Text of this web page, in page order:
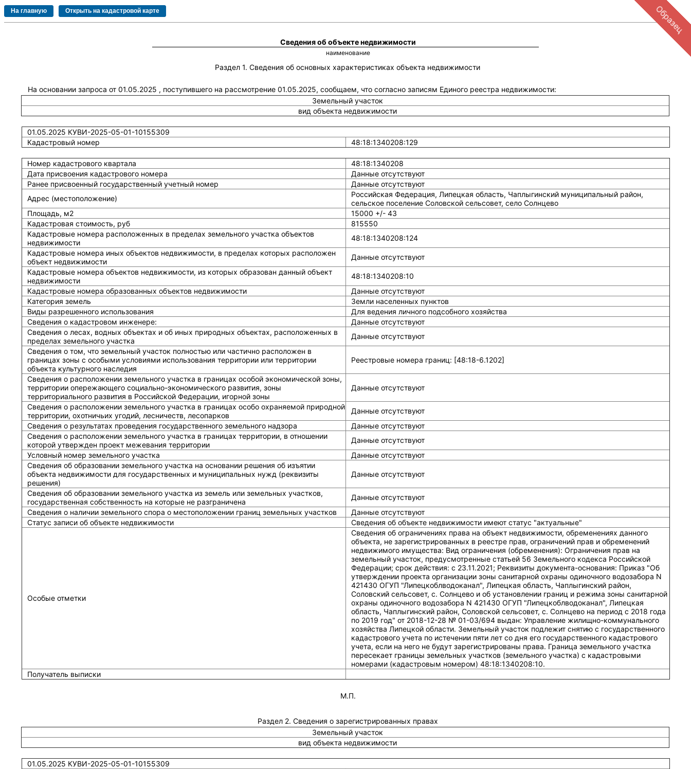
Сведения об объекте недвижимости
наименование
Раздел 1. Сведения об основных характеристиках объекта недвижимости
На основании запроса от 01.05.2025 , поступившего на рассмотрение 01.05.2025, сообщаем, что согласно записям Единого реестра недвижимости:
Земельный участок
вид объекта недвижимости
01.05.2025 КУВИ-2025-05-01-10155309
Кадастровый номер
48:18:1340208:129
Номер кадастрового квартала
48:18:1340208
Дата присвоения кадастрового номера
Данные отсутствуют
Ранее присвоенный государственный учетный номер
Данные отсутствуют
Адрес (местоположение)
Российская Федерация, Липецкая область, Чаплыгинский муниципальный район,
сельское поселение Соловской сельсовет, село Солнцево
Площадь, м2
15000 +/- 43
Кадастровая стоимость, руб
815550
Кадастровые номера расположенных в пределах земельного участка объектов
недвижимости
48:18:1340208:124
Кадастровые номера иных объектов недвижимости, в пределах которых расположен
объект недвижимости
Данные отсутствуют
Кадастровые номера объектов недвижимости, из которых образован данный объект
недвижимости
48:18:1340208:10
Кадастровые номера образованных объектов недвижимости
Данные отсутствуют
Категория земель
Земли населенных пунктов
Виды разрешенного использования
Для ведения личного подсобного хозяйства
Сведения о кадастровом инженере:
Данные отсутствуют
Cведения о лесах, водных объектах и об иных природных объектах, расположенных в
пределах земельного участка
Данные отсутствуют
Сведения о том, что земельный участок полностью или частично расположен в
границах зоны с особыми условиями использования территории или территории
объекта культурного наследия
Реестровые номера границ: [48:18-6.1202]
Сведения о расположении земельного участка в границах особой экономической зоны,
территории опережающего социально-экономического развития, зоны
территориального развития в Российской Федерации, игорной зоны
Данные отсутствуют
Сведения о расположении земельного участка в границах особо охраняемой природной
территории, охотничьих угодий, лесничеств, лесопарков
Данные отсутствуют
Сведения о результатах проведения государственного земельного надзора
Данные отсутствуют
Сведения о расположении земельного участка в границах территории, в отношении
которой утвержден проект межевания территории
Данные отсутствуют
Условный номер земельного участка
Данные отсутствуют
Сведения об образовании земельного участка на основании решения об изъятии
объекта недвижимости для государственных и муниципальных нужд (реквизиты
решения)
Данные отсутствуют
Сведения об образовании земельного участка из земель или земельных участков,
государственная собственность на которые не разграничена
Данные отсутствуют
Сведения о наличии земельного спора о местоположении границ земельных участков
Данные отсутствуют
Статус записи об объекте недвижимости
Сведения об объекте недвижимости имеют статус "актуальные"
Особые отметки
Сведения об ограничениях права на объект недвижимости, обременениях данного
объекта, не зарегистрированных в реестре прав, ограничений прав и обременений
недвижимого имущества: Вид ограничения (обременения): Ограничения прав на
земельный участок, предусмотренные статьей 56 Земельного кодекса Российской
Федерации; срок действия: c 23.11.2021; Реквизиты документа-основания: Приказ "Об
утверждении проекта организации зоны санитарной охраны одиночного водозабора N
421430 ОГУП "Липецкоблводоканал", Липецкая область, Чаплыгинский район,
Соловский сельсовет, с. Солнцево и об установлении границ и режима зоны санитарной
охраны одиночного водозабора N 421430 ОГУП "Липецкоблводоканал", Липецкая
область, Чаплыгинский район, Соловской сельсовет, с. Солнцево на период с 2018 года
по 2019 год" от 2018-12-28 № 01-03/694 выдан: Управление жилищно-коммунального
хозяйства Липецкой области. Земельный участок подлежит снятию с государственного
кадастрового учета по истечении пяти лет со дня его государственного кадастрового
учета, если на него не будут зарегистрированы права. Граница земельного участка
пересекает границы земельных участков (земельного участка) с кадастровыми
номерами (кадастровым номером) 48:18:1340208:10.
Получатель выписки
М.П.
Раздел 2. Сведения о зарегистрированных правах
Земельный участок
вид объекта недвижимости
01.05.2025 КУВИ-2025-05-01-10155309
Образец